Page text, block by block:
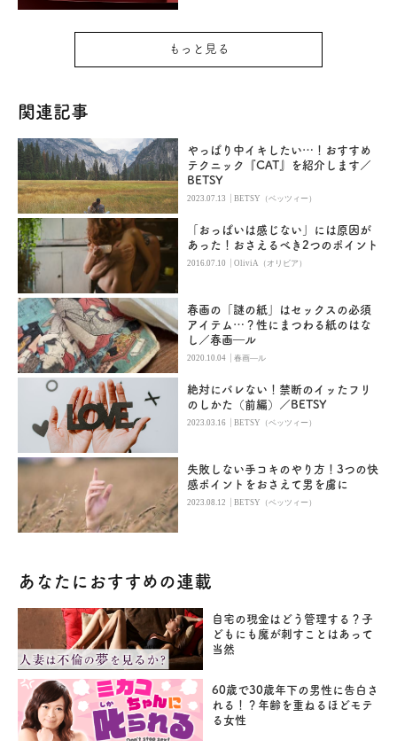
もっと見る
関連記事
やっぱり中イキしたい…！おすすめ
テクニック『CAT』を紹介します／
BETSY
2023.07.13 |BETSY（ベッツィー）
「おっぱいは感じない」には原因が
あった！おさえるべき2つのポイント
2016.07.10 |OliviA（オリビア）
春画の「謎の紙」はセックスの必須
アイテム…？性にまつわる紙のはな
し／春画―ル
2020.10.04 |春画―ル
絶対にバレない！禁断のイッたフリ
のしかた（前編）／BETSY
2023.03.16 |BETSY（ベッツィー）
失敗しない手コキのやり方！3つの快
感ポイントをおさえて男を虜に
2023.08.12 |BETSY（ベッツィー）
あなたにおすすめの連載
自宅の現金はどう管理する？子
どもにも魔が刺すことはあって
当然
60歳で30歳年下の男性に告白さ
れる！？年齢を重ねるほどモテ
る女性